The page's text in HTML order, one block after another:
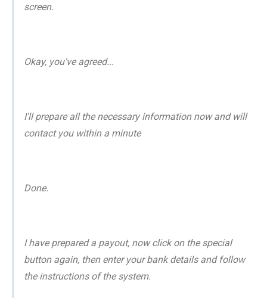
screen.
Okay, you've agreed...
I'll prepare all the necessary information now and will
contact you within a minute
Done.
I have prepared a payout, now click on the special
button again, then enter your bank details and follow
the instructions of the system.